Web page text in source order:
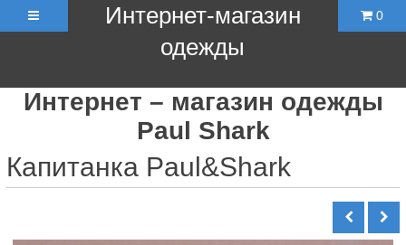
Интернет-магазин
одежды
0
Интернет – магазин одежды
Paul Shark
Капитанка Paul&Shark